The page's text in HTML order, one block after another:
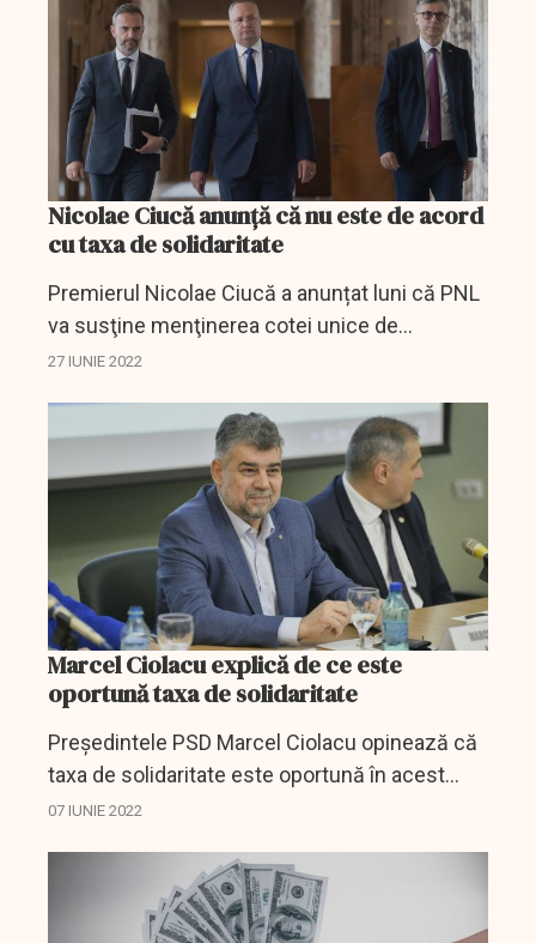
Nicolae Ciucă anunță că nu este de acord
cu taxa de solidaritate
Premierul Nicolae Ciucă a anunțat luni că PNL
va susţine menţinerea cotei unice de
impozitare şi nu este de acord cu taxa de
27 IUNIE 2022
Marcel Ciolacu explică de ce este
oportună taxa de solidaritate
Președintele PSD Marcel Ciolacu opinează că
taxa de solidaritate este oportună în acest
moment în România.
07 IUNIE 2022